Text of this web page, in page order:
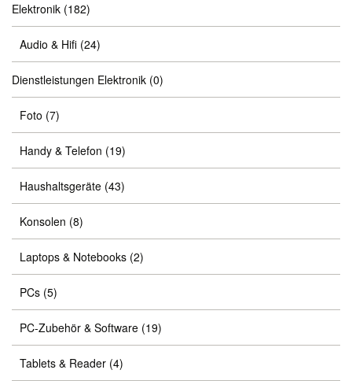
Elektronik (182)
Audio & Hifi (24)
Dienstleistungen Elektronik (0)
Foto (7)
Handy & Telefon (19)
Haushaltsgeräte (43)
Konsolen (8)
Laptops & Notebooks (2)
PCs (5)
PC-Zubehör & Software (19)
Tablets & Reader (4)